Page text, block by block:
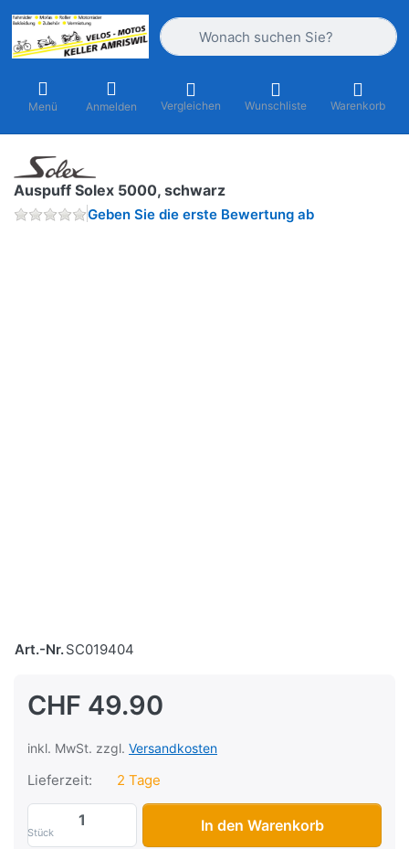
Geben Sie einen Suchbegriff ein.
Menü Anmelden Vergleichen Wunschliste Warenkorb
Auspuff Solex 5000, schwarz
Geben Sie die erste Bewertung ab
Art.-Nr.SC019404
CHF 49.90
inkl. MwSt. zzgl. Versandkosten
Lieferzeit: 2 Tage
Stück
Auspuff Solex 5000, schwarz zu CHF
In den Warenkorb